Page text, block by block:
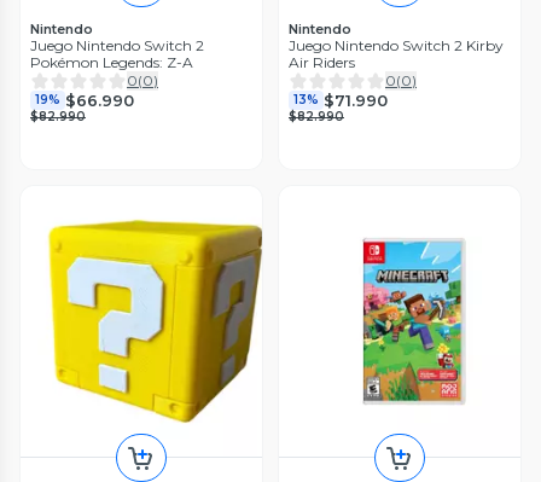
Nintendo
Juego Nintendo Switch 2
Pokémon Legends: Z-A
0(0)
19% $66.990
$82.990
Nintendo
Juego Nintendo Switch 2 Kirby
Air Riders
0(0)
13% $71.990
$82.990